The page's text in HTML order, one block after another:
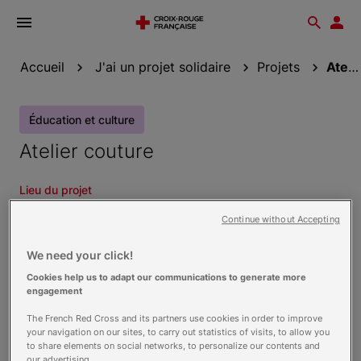
Ouvrir
Accueil J'ai un projet solidaire Projets Atelier couture
Éducation et culture
Atelier couture
Lieu du projet
71130
Gueugnon
Date
Terminé
We need your click!
Cookies help us to adapt our communications to generate more
engagement
The French Red Cross and its partners use cookies in order to improve
your navigation on our sites, to carry out statistics of visits, to allow you
to share elements on social networks, to personalize our contents and
Continue without Accepting